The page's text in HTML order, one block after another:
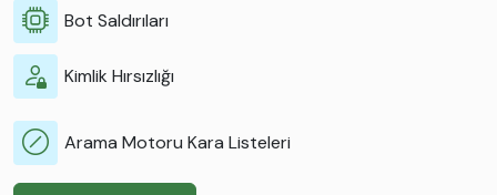
Bot Saldırıları
Kimlik Hırsızlığı
Arama Motoru Kara Listeleri